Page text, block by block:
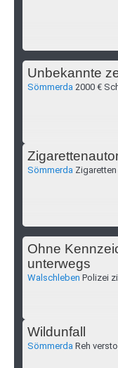
Unbekannte
Sömmerda 2000 €
Sömmerda
Ohne
unterwegs
Walschleben Polizei
Wildunfall
Sömmerda Reh